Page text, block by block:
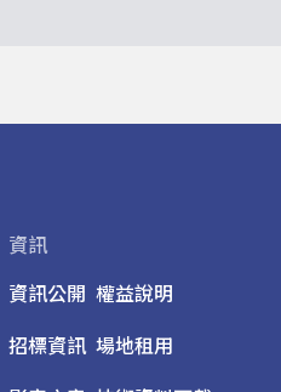
資訊
資訊公開
招標資訊
權益說明
場地租用